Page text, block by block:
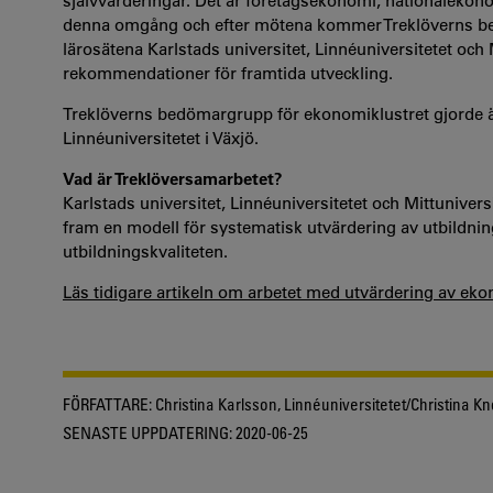
denna omgång och efter mötena kommer Treklöverns
lärosätena Karlstads universitet, Linnéuniversitetet
rekommendationer för framtida utveckling.
Treklöverns bedömargrupp för ekonomiklustret gjorde
Linnéuniversitetet i Växjö.
Vad är Treklöversamarbetet?
Karlstads universitet, Linnéuniversitetet och
fram en modell för systematisk utvärdering av
utbildningskvaliteten.
Läs tidigare artikeln om arbetet med utvärdering av
FÖRFATTARE: Christina Karlsson, Linnéuniversitetet/Christina
SENASTE UPPDATERING:2020-06-25